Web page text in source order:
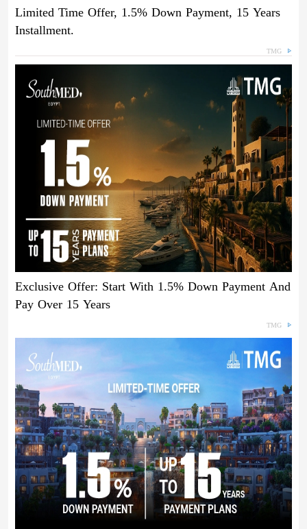
Limited Time Offer, 1.5% Down Payment, 15 Years
Installment.
TMG
Exclusive Offer: Start With 1.5% Down Payment And
Pay Over 15 Years
TMG